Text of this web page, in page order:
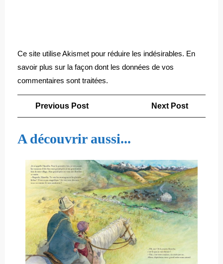
Ce site utilise Akismet pour réduire les indésirables. En
savoir plus sur la façon dont les données de vos
commentaires sont traitées.
Navigation
de
l’article
Previous PostPrevious
Next Post
A découvrir aussi...